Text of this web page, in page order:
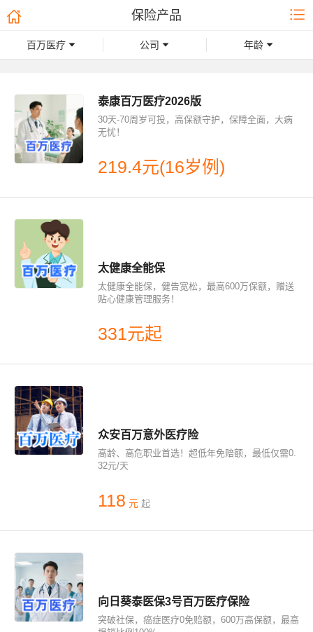
保险产品
百万医疗 公司 年龄
旅游
学平险
带病投保
防癌医疗
多年保证续保
华贵 华泰 信泰
美亚 安盛天平
海港
66-100周岁
泰康百万医疗2026版
30天-70周岁可投，高保额守护，保障全面，大病
无忧！
219.4元(16岁例)
太健康全能保
太健康全能保，健告宽松，最高600万保额，赠送
贴心健康管理服务！
331元起
众安百万意外医疗险
高龄、高危职业首选！超低年免赔额，最低仅需0.
32元/天
118 元 起
向日葵泰医保3号百万医疗保险
突破社保，癌症医疗0免赔额，600万高保额，最高